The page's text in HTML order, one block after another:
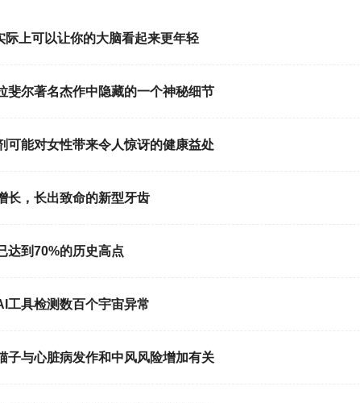
际上可以让你的大脑看起来更年轻
斐尔著名杰作中隐藏的一个神秘细节
可能对女性带来令人惊讶的健康益处
长，长出致命的新型牙齿
达到70%的历史高点
工具检测数百个宇宙异常
子与心脏病发作和中风风险增加有关